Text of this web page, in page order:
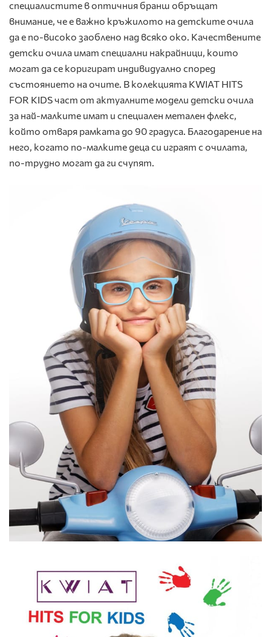
специалистите в оптичния бранш обръщат
внимание, че е важно кръжилото на детските очила
да е по-високо заоблено над всяко око. Качествените
детски очила имат специални накрайници, които
могат да се коригират индивидуално според
състоянието на очите. В колекцията KWIAT HITS
FOR KIDS част от актуалните модели детски очила
за най-малките имат и специален метален флекс,
който отваря рамката до 90 градуса. Благодарение на
него, когато по-малките деца си играят с очилата,
по-трудно могат да ги счупят.